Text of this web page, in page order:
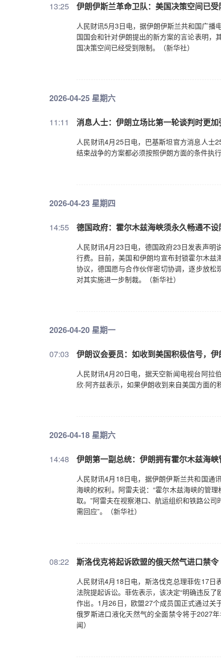
13:25 伊朗伊斯兰革命卫队：美国决策空间已受
人民财讯5月3日电，据伊朗伊斯兰共和国广播
国国会和针对伊朗提出的新方案的言论表明，
国决策空间已经受到限制。（新华社）
2026-04-25 星期六
11:11 消息人士：伊朗立场比第一轮谈判时更加
人民财讯4月25日电，巴基斯坦官方消息人士
结束战争的方案都必须按照伊朗方面的条件执
2026-04-23 星期四
14:55 德国政府：霍尔木兹海峡须永久畅通不设
人民财讯4月23日电，德国政府23日发表声明
行费。目前，美国和伊朗均宣布封锁霍尔木
协议，德国愿与合作伙伴密切协调，逐步放
对其实施进一步制裁。（新华社）
2026-04-20 星期一
07:03 伊朗议会要员：如收到美国积极信号，
人民财讯4月20日电，据天空新闻电视台阿拉
欣·阿齐兹表示，如果伊朗收到来自美国方面
2026-04-18 星期六
14:48 伊朗第一副总统：伊朗拥有霍尔木兹海峡
人民财讯4月18日电，据伊朗伊斯兰共和国通
海峡的权利。阿雷夫说：“霍尔木兹海峡的管
取。”阿雷夫在视察港口、航运组织和铁路公
需回应”。（新华社）
08:22 斯洛伐克将起诉欧盟的俄天然气进口禁令
人民财讯4月18日电，斯洛伐克总理菲佐17日
法院提起诉讼。菲佐表示，该决定“明确违反
作出。1月26日，欧盟27个成员国正式通过关
俄罗斯进口液化天然气的全面禁令将于2027
闻）